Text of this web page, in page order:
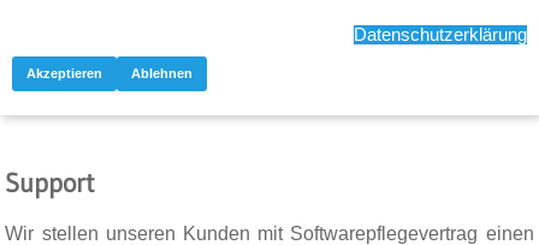
Datenschutzerklärung
Akzeptieren Ablehnen
Support
Wir stellen unseren Kunden mit Softwarepflegevertrag einen